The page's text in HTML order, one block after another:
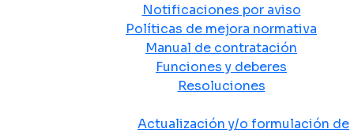
Notificaciones por aviso
Políticas de mejora normativa
Manual de contratación
Funciones y deberes
Resoluciones
Actualización y/o formulación de